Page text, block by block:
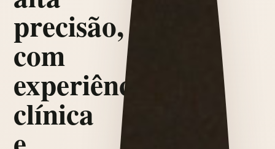
precisão,
com
experiência
clínica